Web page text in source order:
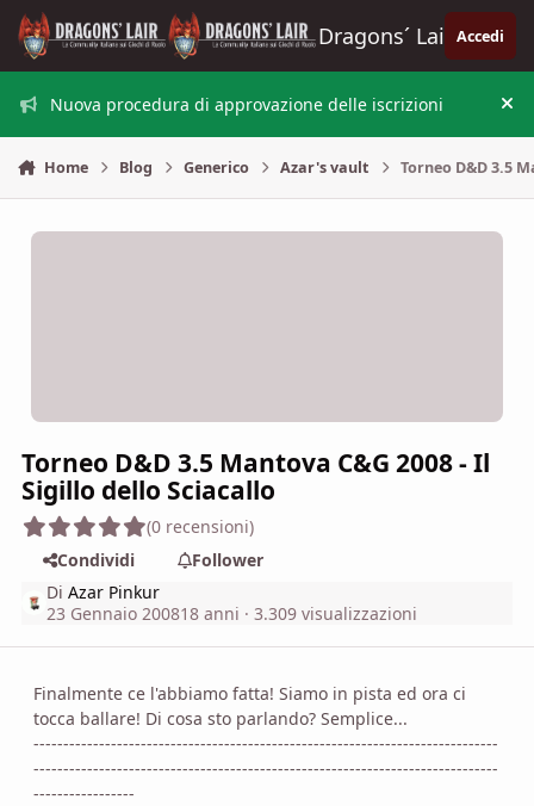
Vai al contenuto
Dragons´ Lair Accedi
Nuova procedura di approvazione delle iscrizioni
Home Blog Generico Azar's vault Torneo D&D 3.5
Torneo D&D 3.5 Mantova C&G 2008 - Il
Sigillo dello Sciacallo
(0 recensioni)
Condividi
Follower
DiAzar Pinkur
23 Gennaio 200818 anni · 3.309 visualizzazioni
Finalmente ce l'abbiamo fatta! Siamo in pista ed ora ci
tocca ballare! Di cosa sto parlando? Semplice...
------------------------------------------------------------------------------
------------------------------------------------------------------------------
-----------------